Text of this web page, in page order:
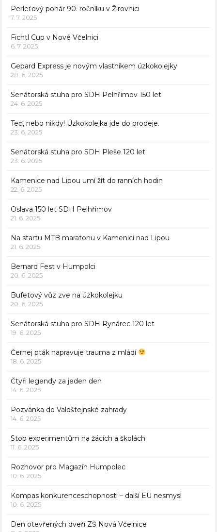
Perleťový pohár 90. ročníku v Žirovnici
7. 7. 2025
Fichtl Cup v Nové Včelnici
6. 7. 2025
Gepard Express je novým vlastníkem úzkokolejky
28. 6. 2025
Senátorská stuha pro SDH Pelhřimov 150 let
24. 6. 2025
Teď, nebo nikdy! Úzkokolejka jde do prodeje.
23. 6. 2025
Senátorská stuha pro SDH Pleše 120 let
23. 6. 2025
Kamenice nad Lipou umí žít do ranních hodin
22. 6. 2025
Oslava 150 let SDH Pelhřimov
21. 6. 2025
Na startu MTB maratonu v Kamenici nad Lipou
21. 6. 2025
Bernard Fest v Humpolci
20. 6. 2025
Bufetový vůz zve na úzkokolejku
20. 6. 2025
Senátorská stuha pro SDH Rynárec 120 let
19. 6. 2025
Černej pták napravuje trauma z mládí
18. 6. 2025
Čtyři legendy za jeden den
14. 6. 2025
Pozvánka do Valdštejnské zahrady
14. 6. 2025
Stop experimentům na žácích a školách
11. 6. 2025
Rozhovor pro Magazín Humpolec
10. 6. 2025
Kompas konkurenceschopnosti – další EU nesmysl
10. 6. 2025
Den otevřených dveří ZŠ Nová Včelnice